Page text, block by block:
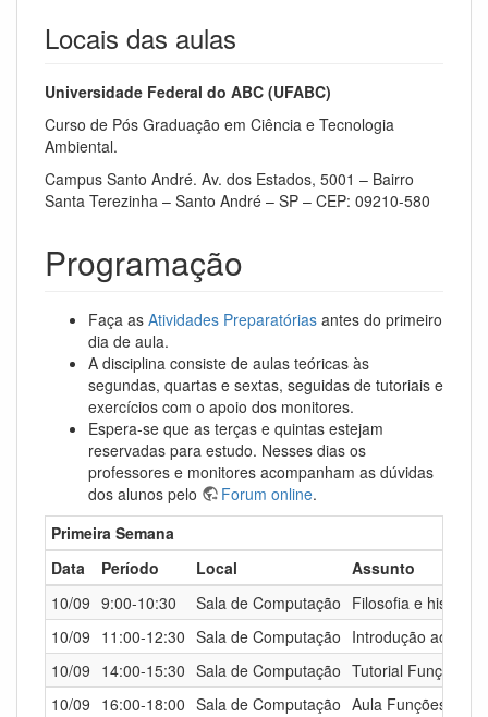
Locais das aulas
Universidade Federal do ABC (UFABC)
Curso de Pós Graduação em Ciência e Tecnologia
Ambiental.
Campus Santo André. Av. dos Estados, 5001 – Bairro
Santa Terezinha – Santo André – SP – CEP: 09210-580
Programação
Faça as Atividades Preparatórias antes do primeiro
dia de aula.
A disciplina consiste de aulas teóricas às
segundas, quartas e sextas, seguidas de tutoriais e
exercícios com o apoio dos monitores.
Espera-se que as terças e quintas estejam
reservadas para estudo. Nesses dias os
professores e monitores acompanham as dúvidas
dos alunos pelo
Forum online.
Primeira Semana
Data
Período Local
Assunto
10/09 9:00-10:30 Sala de Computação Filosofia e
10/09 11:00-12:30 Sala de Computação Introdução ao R
10/09 14:00-15:30 Sala de Computação Tutorial Funções
10/09 16:00-18:00 Sala de Computação Aula Funções